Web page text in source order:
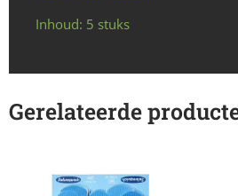
Inhoud: 5 stuks
Gerelateerde